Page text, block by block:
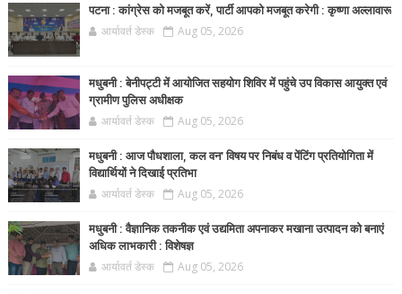
पटना : कांग्रेस को मजबूत करें, पार्टी आपको मजबूत करेगी : कृष्णा अल्लावारू
आर्यावर्त डेस्क Aug 05, 2026
मधुबनी : बेनीपट्टी में आयोजित सहयोग शिविर में पहुंचे उप विकास आयुक्त एवं
ग्रामीण पुलिस अधीक्षक
आर्यावर्त डेस्क Aug 05, 2026
मधुबनी : आज पौधशाला, कल वन' विषय पर निबंध व पेंटिंग प्रतियोगिता में
विद्यार्थियों ने दिखाई प्रतिभा
आर्यावर्त डेस्क Aug 05, 2026
मधुबनी : वैज्ञानिक तकनीक एवं उद्यमिता अपनाकर मखाना उत्पादन को बनाएं
अधिक लाभकारी : विशेषज्ञ
आर्यावर्त डेस्क Aug 05, 2026